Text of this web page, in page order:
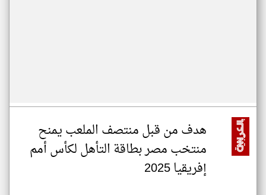
هدف من قبل منتصف الملعب يمنح
منتخب مصر بطاقة التأهل لكأس أمم
إفريقيا 2025